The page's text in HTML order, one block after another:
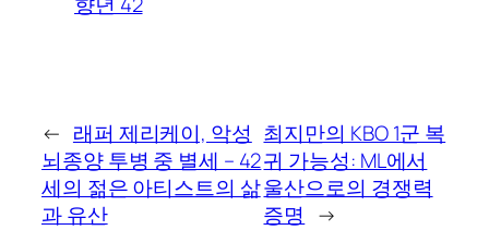
← 래퍼 제리케이, 악성
뇌종양 투병 중 별세 – 42
세의 젊은 아티스트의 삶
과 유산
최지만의 KBO 1군 복
귀 가능성: ML에서
울산으로의 경쟁력
증명 →